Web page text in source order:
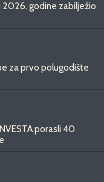
2026. godine zabilježio
za prvo polugodište
porasli 40